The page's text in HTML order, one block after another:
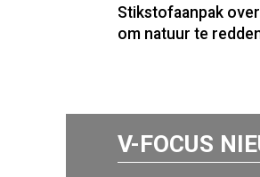
Stikstofaanpak
om natuur te
V-FOCUS